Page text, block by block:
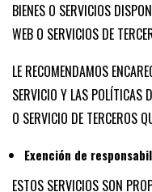
BIENES O SERVICIOS
WEB O SERVICIOS DE
LE RECOMENDAMOS
SERVICIO Y LAS POLÍTICAS
O SERVICIO DE TERCEROS
Exención de
ESTOS SERVICIOS SON